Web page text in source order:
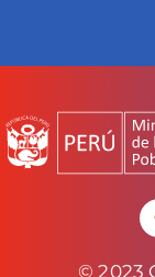
© 2023